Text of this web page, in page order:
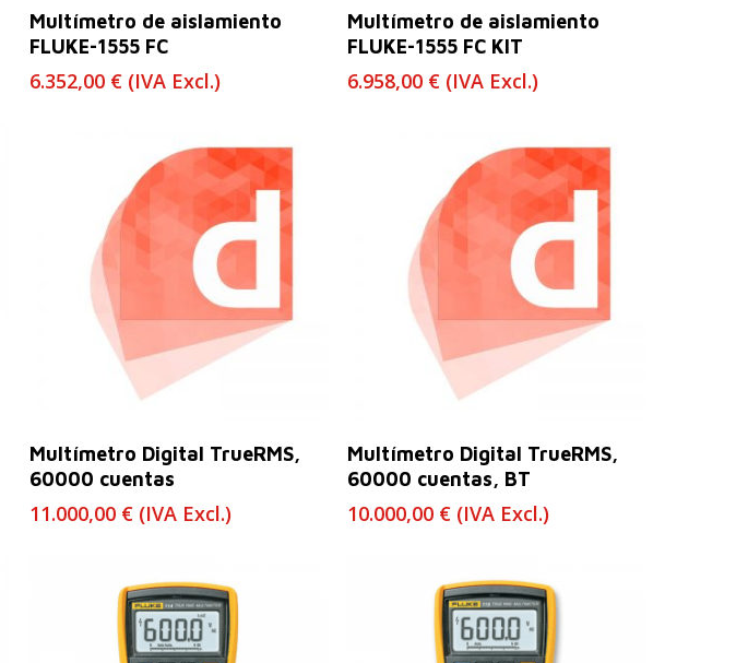
Leer Más
Multímetro de aislamiento
FLUKE-1555 FC
6.352,00 € (IVA Excl.)
Leer Más
Multímetro de aislamiento
FLUKE-1555 FC KIT
6.958,00 € (IVA Excl.)
Leer Más
Multímetro Digital TrueRMS,
60000 cuentas
11.000,00 € (IVA Excl.)
Leer Más
Multímetro Digital TrueRMS,
60000 cuentas, BT
10.000,00 € (IVA Excl.)